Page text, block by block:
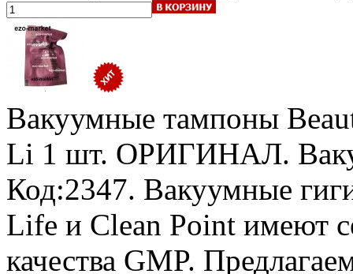
Вакуумные тампоны
Li 1 шт. ОРИГИНАЛ.
Код:2347. Вакуумные
Life и Clean Point имеют
качества GMP.